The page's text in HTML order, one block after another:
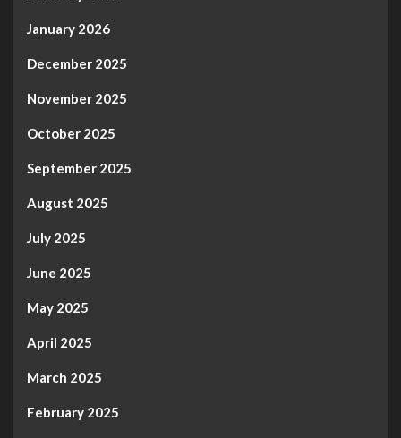
January 2026
December 2025
November 2025
October 2025
September 2025
August 2025
July 2025
June 2025
May 2025
April 2025
March 2025
February 2025